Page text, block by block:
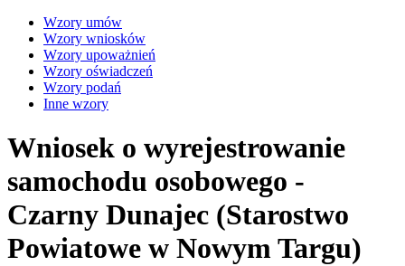
Wzory umów
Wzory wniosków
Wzory upoważnień
Wzory oświadczeń
Wzory podań
Inne wzory
Wniosek o wyrejestrowanie
samochodu osobowego -
Czarny Dunajec (Starostwo
Powiatowe w Nowym Targu)